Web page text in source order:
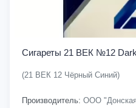
Сигареты 21 ВЕК №12
(21 ВЕК 12 Чёрный Синий)
Производитель: ООО